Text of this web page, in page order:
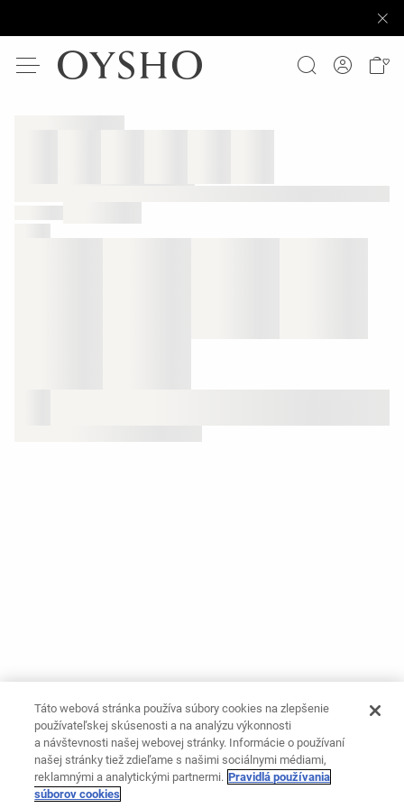
Táto webová stránka používa súbory cookies na zlepšenie
používateľskej skúsenosti a na analýzu výkonnosti
a návštevnosti našej webovej stránky. Informácie o používaní
našej stránky tiež zdieľame s našimi sociálnymi médiami,
reklamnými a analytickými partnermi. Pravidlá používania
súborov cookies